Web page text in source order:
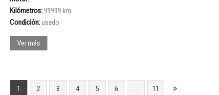
Kilómetros:99999 km
Condición:usado
Ver más
1 2 3 4 5 6 11